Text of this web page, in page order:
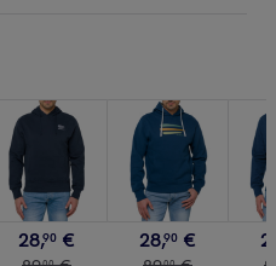
28,90 €
00
28,90 €
00